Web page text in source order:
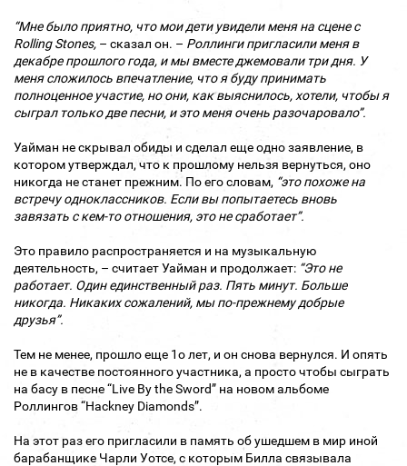
“Мне было приятно, что мои дети увидели меня на сцене с
Rolling Stones, – сказал он. – Роллинги пригласили меня в
декабре прошлого года, и мы вместе джемовали три дня. У
меня сложилось впечатление, что я буду принимать
полноценное участие, но они, как выяснилось, хотели, чтобы я
сыграл только две песни, и это меня очень разочаровало”.
Уайман не скрывал обиды и сделал еще одно заявление, в
котором утверждал, что к прошлому нельзя вернуться, оно
никогда не станет прежним. По его словам, “это похоже на
встречу одноклассников. Если вы попытаетесь вновь
завязать с кем-то отношения, это не сработает”.
Это правило распространяется и на музыкальную
деятельность, – считает Уайман и продолжает: “Это не
работает. Один единственный раз. Пять минут. Больше
никогда. Никаких сожалений, мы по-прежнему добрые
друзья”.
Тем не менее, прошло еще 1о лет, и он снова вернулся. И опять
не в качестве постоянного участника, а просто чтобы сыграть
на басу в песне “Live By the Sword” на новом альбоме
Роллингов “Hackney Diamonds”.
На этот раз его пригласили в память об ушедшем в мир иной
барабанщике Чарли Уотсе, с которым Билла связывала